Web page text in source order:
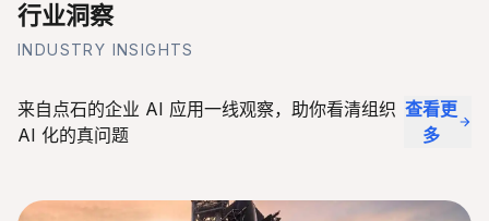
行业洞察
INDUSTRY INSIGHTS
来自点石的企业 AI 应用一线观察，助你看清组织
AI 化的真问题
查看更
多